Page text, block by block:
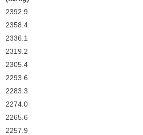
2392.9
2358.4
2336.1
2319.2
2305.4
2293.6
2283.3
2274.0
2265.6
2257.9